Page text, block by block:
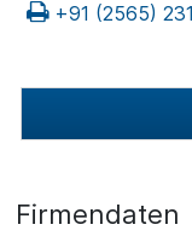
+91 (2565)
Firmendaten